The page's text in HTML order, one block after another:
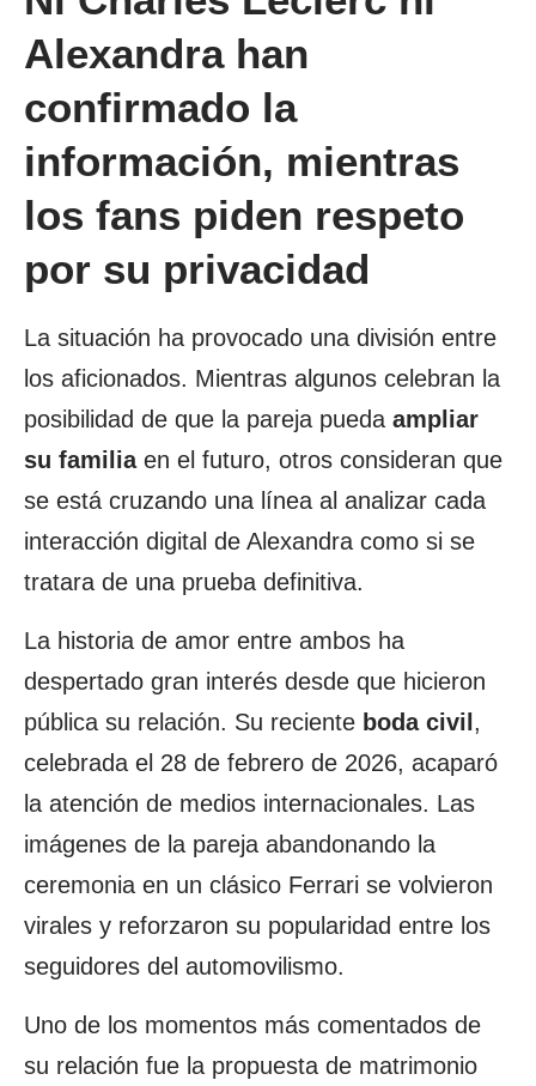
Alexandra han
confirmado la
información, mientras
los fans piden respeto
por su privacidad
La situación ha provocado una división entre
los aficionados. Mientras algunos celebran la
posibilidad de que la pareja pueda ampliar
su familiaen el futuro, otros consideran que
se está cruzando una línea al analizar cada
interacción digital de Alexandra como si se
tratara de una prueba definitiva.
La historia de amor entre ambos ha
despertado gran interés desde que hicieron
pública su relación. Su reciente boda civil ,
celebrada el 28 de febrero de 2026, acaparó
la atención de medios internacionales. Las
imágenes de la pareja abandonando la
ceremonia en un clásico Ferrari se volvieron
virales y reforzaron su popularidad entre los
seguidores del automovilismo.
Uno de los momentos más comentados de
su relación fue la propuesta de matrimonio